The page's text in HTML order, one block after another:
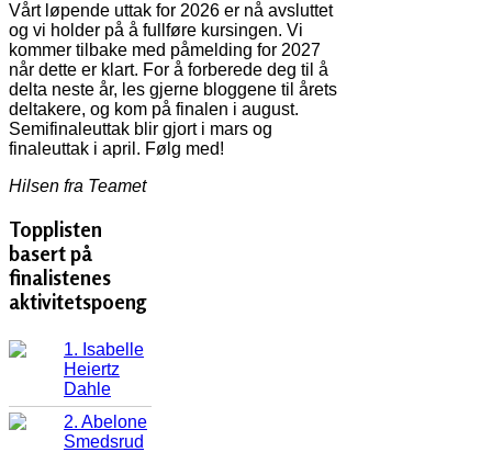
Vårt løpende uttak for 2026 er nå avsluttet
og vi holder på å fullføre kursingen. Vi
kommer tilbake med påmelding for 2027
når dette er klart. For å forberede deg til å
delta neste år, les gjerne bloggene til årets
deltakere, og kom på finalen i august.
Semifinaleuttak blir gjort i mars og
finaleuttak i april. Følg med!
Hilsen fra Teamet
Topplisten
basert på
finalistenes
aktivitetspoeng
1. Isabelle
Heiertz
Dahle
2. Abelone
Smedsrud